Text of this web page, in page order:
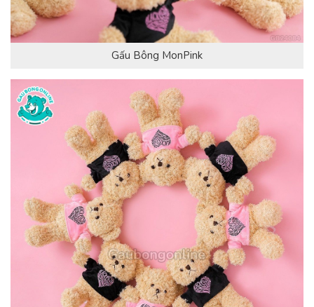
Gấu Bông MonPink